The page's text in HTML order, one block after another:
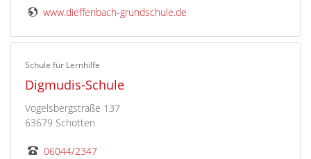
www.dieffenbach-grundschule.de
Schule für Lernhilfe
Digmudis-Schule
Vogelsbergstraße 137
63679 Schotten
06044/2347